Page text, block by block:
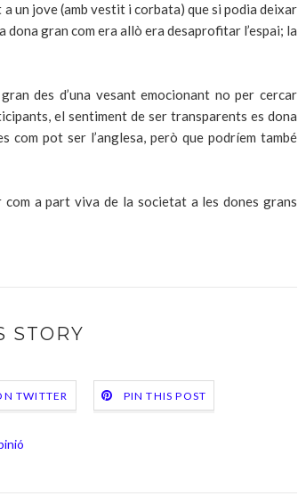
un jove (amb vestit i corbata) que si podia deixar
dona gran com era allò era desaprofitar l’espai; la
des d’una vesant emocionant no per cercar
el sentiment de ser transparents es dona
com pot ser l’anglesa, però que podríem també
a part viva de la societat a les dones grans
STORY
TWITTER PIN THIS POST